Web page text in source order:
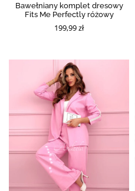
Bawełniany komplet dresowy
Fits Me Perfectly różowy
199,99 zł